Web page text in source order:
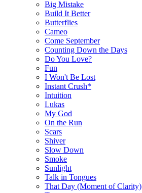
Big Mistake
Build It Better
Butterflies
Cameo
Come September
Counting Down the Days
Do You Love?
Fun
I Won't Be Lost
Instant Crush*
Intuition
Lukas
My God
On the Run
Scars
Shiver
Slow Down
Smoke
Sunlight
Talk in Tongues
That Day (Moment of Clarity)